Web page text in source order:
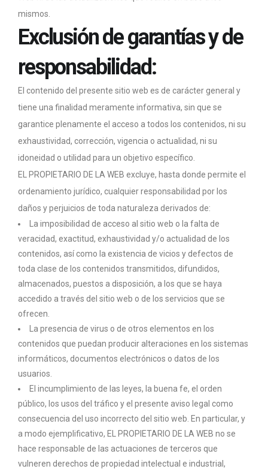
mismos.
Exclusión de garantías y de
responsabilidad:
El contenido del presente sitio web es de carácter general y
tiene una finalidad meramente informativa, sin que se
garantice plenamente el acceso a todos los contenidos, ni su
exhaustividad, corrección, vigencia o actualidad, ni su
idoneidad o utilidad para un objetivo específico.
EL PROPIETARIO DE LA WEB excluye, hasta donde permite el
ordenamiento jurídico, cualquier responsabilidad por los
daños y perjuicios de toda naturaleza derivados de:
La imposibilidad de acceso al sitio web o la falta de
veracidad, exactitud, exhaustividad y/o actualidad de los
contenidos, así como la existencia de vicios y defectos de
toda clase de los contenidos transmitidos, difundidos,
almacenados, puestos a disposición, a los que se haya
accedido a través del sitio web o de los servicios que se
ofrecen.
La presencia de virus o de otros elementos en los
contenidos que puedan producir alteraciones en los sistemas
informáticos, documentos electrónicos o datos de los
usuarios.
El incumplimiento de las leyes, la buena fe, el orden
público, los usos del tráfico y el presente aviso legal como
consecuencia del uso incorrecto del sitio web. En particular, y
a modo ejemplificativo, EL PROPIETARIO DE LA WEB no se
hace responsable de las actuaciones de terceros que
vulneren derechos de propiedad intelectual e industrial,